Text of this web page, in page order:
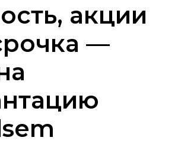
акции
—